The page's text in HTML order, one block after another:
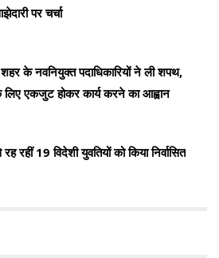
पर चर्चा
के नवनियुक्त पदाधिकारियों ने ली शपथ,
लिए एकजुट होकर कार्य करने का आह्वान
19 विदेशी युवतियों को किया निर्वासित